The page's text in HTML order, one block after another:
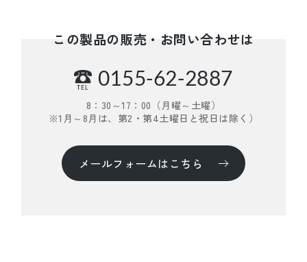
この製品の販売・お問い合わせは
0155-62-2887
8：30～17：00（月曜～土曜）
※1月～8月は、第2・第4土曜日と祝日は除く）
メールフォームはこちら